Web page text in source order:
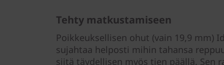
Tehty matkustamiseen
Poikkeuksellisen ohut (vain 19,9 mm)
sujahtaa helposti mihin tahansa
siitä täydellisen myös tien päällä. Sen